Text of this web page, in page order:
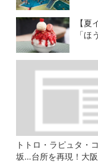
【
「ほ
トトロ・ラピュタ・
坂…台所を再現！大